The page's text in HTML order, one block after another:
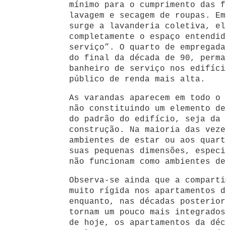
mínimo para o cumprimento
lavagem e secagem de roupas.
surge a lavanderia coletiva,
completamente o espaço
serviço”. O quarto de
do final da década de 90,
banheiro de serviço nos
público de renda mais alta.
As varandas aparecem em todo
não constituindo um elemento
do padrão do edifício, seja da
construção. Na maioria das
ambientes de estar ou aos
suas pequenas dimensões,
não funcionam como ambientes
Observa-se ainda que a
muito rígida nos apartamentos
enquanto, nas décadas
tornam um pouco mais
de hoje, os apartamentos da